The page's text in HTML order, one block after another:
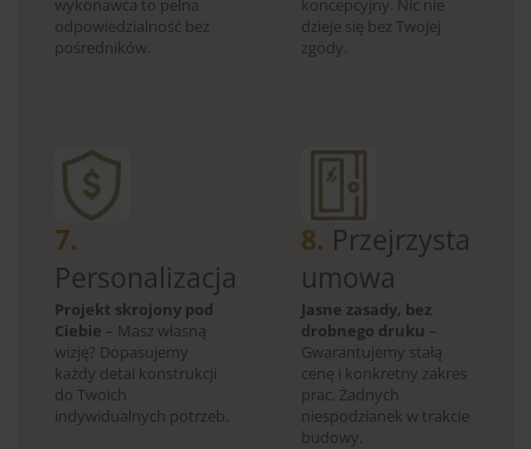
wykonawca to pełna
odpowiedzialność bez
pośredników.
koncepcyjny. Nic nie
dzieje się bez Twojej
zgody.
7.
Personalizacja
Projekt skrojony pod
Ciebie – Masz własną
wizję? Dopasujemy
każdy detal konstrukcji
do Twoich
indywidualnych potrzeb.
8. Przejrzysta
umowa
Jasne zasady, bez
drobnego druku –
Gwarantujemy stałą
cenę i konkretny zakres
prac. Żadnych
niespodzianek w trakcie
budowy.